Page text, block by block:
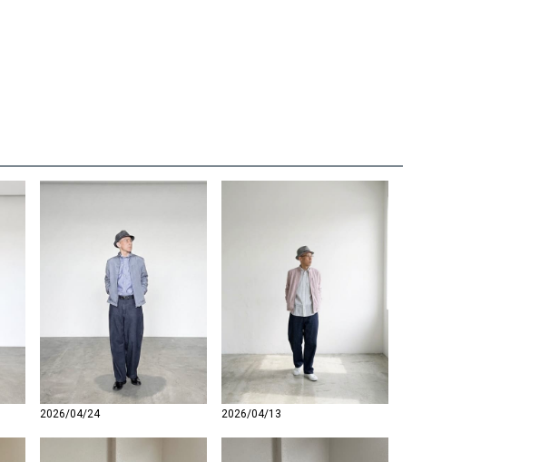
2026/04/24 2026/04/13